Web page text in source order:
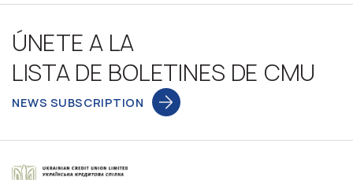
ÚNETE A LA
LISTA DE BOLETINES DE CMU
NEWS SUBSCRIPTION